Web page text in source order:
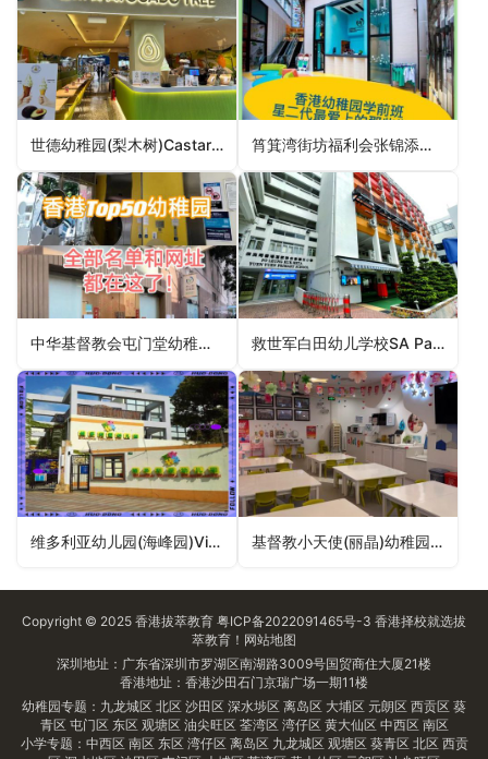
世德幼稚园(梨木树)Castar Kindergarten (Lei Muk Shue)（荃湾区幼稚园） 筲箕湾街坊福利会张锦添纪念幼稚园Shaukiwan Kai Fong Welfare Community Centre Cheung Kam Tim Memorial Kindergarten（东区幼稚园）
中华基督教会屯门堂幼稚园二校CCC Tuen Mun Church No.2 Kindergarten（屯门区幼稚园） 救世军白田幼儿学校SA Pak Tin Nursery School（深水埗区幼稚园）
维多利亚幼儿园(海峰园)Victoria Nursery (Harbour Heights)（东区幼稚园） 基督教小天使(丽晶)幼稚园Christian Little Angel Kindergarten Richland Gardens（观塘区幼稚园）
Copyright © 2025 香港拔萃教育 粤ICP备2022091465号-3 香港择校就选拔
萃教育！ 网站地图
深圳地址：广东省深圳市罗湖区南湖路3009号国贸商住大厦21楼
香港地址：香港沙田石门京瑞广场一期11楼
幼稚园专题： 九龙城区 北区 沙田区 深水埗区 离岛区 大埔区 元朗区 西贡区 葵
青区 屯门区 东区 观塘区 油尖旺区 荃湾区 湾仔区 黄大仙区 中西区 南区
小学专题： 中西区 南区 东区 湾仔区 离岛区 九龙城区 观塘区 葵青区 北区 西贡